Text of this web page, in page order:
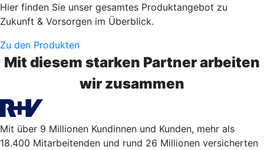
Hier finden Sie unser gesamtes Produktangebot zu
Zukunft & Vorsorgen im Überblick.
Zu den Produkten
Mit diesem starken Partner arbeiten
wir zusammen
Mit über 9 Millionen Kundinnen und Kunden, mehr als
18.400 Mitarbeitenden und rund 26 Millionen versicherten